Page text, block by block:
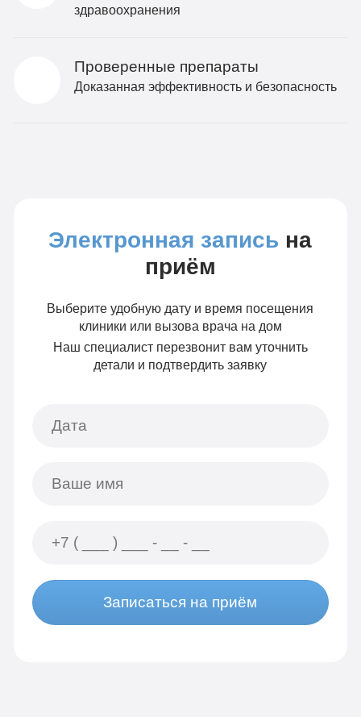
здравоохранения
Проверенные препараты
Доказанная эффективность и безопасность
Электронная запись на
приём
Выберите удобную дату и время посещения
клиники или вызова врача на дом
Наш специалист перезвонит вам уточнить
детали и подтвердить заявку
Записаться на приём